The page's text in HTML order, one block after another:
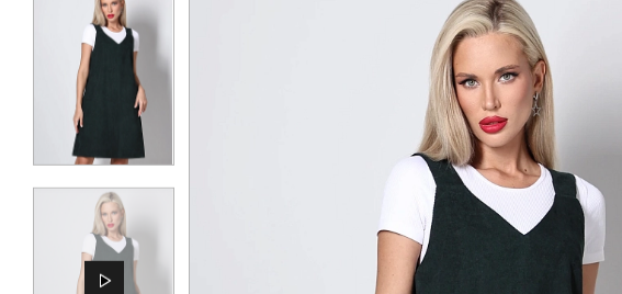
РАСПРОДАЖА
АКЦИИ
КОНТАКТЫ
ЖУРНАЛ
О НАС